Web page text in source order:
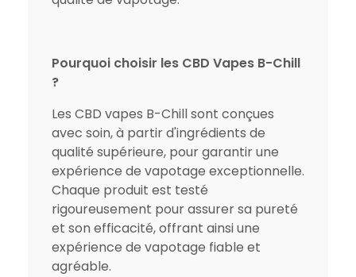
Pourquoi choisir les CBD Vapes B-Chill
?
Les CBD vapes B-Chill sont conçues
avec soin, à partir d'ingrédients de
qualité supérieure, pour garantir une
expérience de vapotage exceptionnelle.
Chaque produit est testé
rigoureusement pour assurer sa pureté
et son efficacité, offrant ainsi une
expérience de vapotage fiable et
agréable.